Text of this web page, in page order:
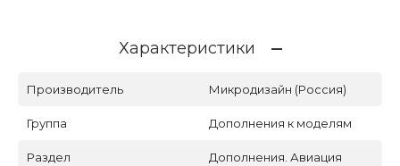
Характеристики
Производитель Микродизайн (Россия)
Группа Дополнения к моделям
Раздел Дополнения. Авиация